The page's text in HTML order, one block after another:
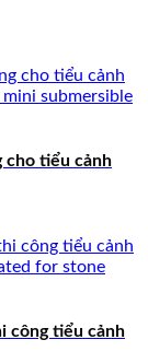
cho tiểu cảnh
công tiểu cảnh